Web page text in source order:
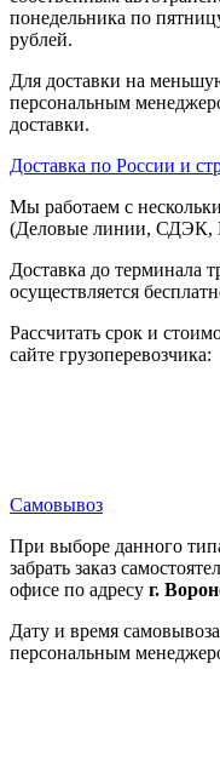
понедельника по
рублей.
Для доставки на
персональным
доставки.
Доставка по России и
Мы работаем с
(Деловые линии, СДЭК,
Доставка до терминала
осуществляется
Рассчитать срок и
сайте грузоперевозчика:
Самовывоз
При выборе данного
забрать заказ
офисе по адресу г.
Дату и время
персональным